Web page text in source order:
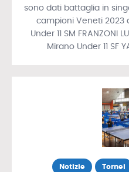
sono dati battaglia in
campioni Veneti 2023
Under 11 SM FRANZONI
Mirano Under 11 SF
Notizie Tornei